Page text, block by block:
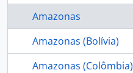
Amazonas
Amazonas (Bolívia)
Amazonas (Colômbia)